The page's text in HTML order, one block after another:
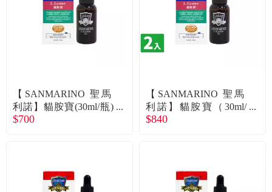
【SANMARINO 聖馬
利諾】貓胺寶(30ml/瓶)
（廠商直送）
$700
【SANMARINO 聖馬
利諾】貓胺寶（30ml/
瓶）X2入組（廠商直
$840